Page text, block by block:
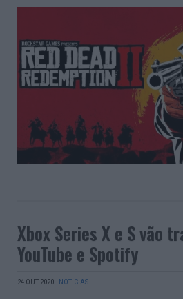
Xbox Series X e S vão
YouTube e Spotify
24 OUT 2020 · NOTÍCIAS